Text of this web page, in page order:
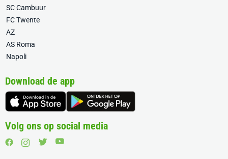
SC Cambuur
FC Twente
AZ
AS Roma
Napoli
Download de app
Volg ons op social media